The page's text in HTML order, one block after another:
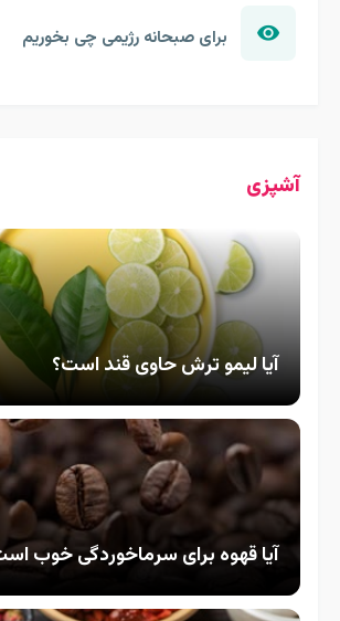
برای صبحانه رژیمی چی بخوریم
آشپزی
آیا لیمو ترش حاوی قند است؟
آیا قهوه برای سرماخوردگی خوب